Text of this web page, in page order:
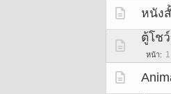
หนัง
ตู้โช
หน้า 1